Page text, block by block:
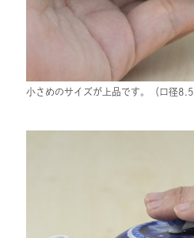
小さめのサイズが上品です。（口径